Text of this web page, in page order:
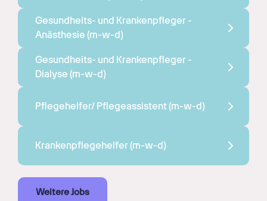
Gesundheits- und Krankenpfleger -
Anästhesie (m-w-d)
Gesundheits- und Krankenpfleger -
Dialyse (m-w-d)
Pflegehelfer/ Pflegeassistent (m-w-d)
Krankenpflegehelfer (m-w-d)
Weitere Jobs